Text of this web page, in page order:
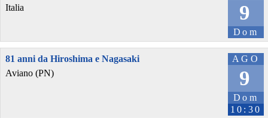
9
Dom
Italia
AGO
9
Dom
10:30
81 anni da Hiroshima e Nagasaki
Aviano (PN)